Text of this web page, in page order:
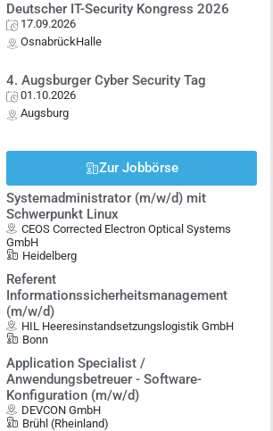
Deutscher IT-Security Kongress 2026
17.09.2026
OsnabrückHalle
4. Augsburger Cyber Security Tag
01.10.2026
Augsburg
Zur Jobbörse
Systemadministrator (m/w/d) mit
Schwerpunkt Linux
CEOS Corrected Electron Optical Systems
GmbH
Heidelberg
Referent
Informationssicherheitsmanagement
(m/w/d)
HIL Heeresinstandsetzungslogistik GmbH
Bonn
Application Specialist /
Anwendungsbetreuer - Software-
Konfiguration (m/w/d)
DEVCON GmbH
Brühl (Rheinland)